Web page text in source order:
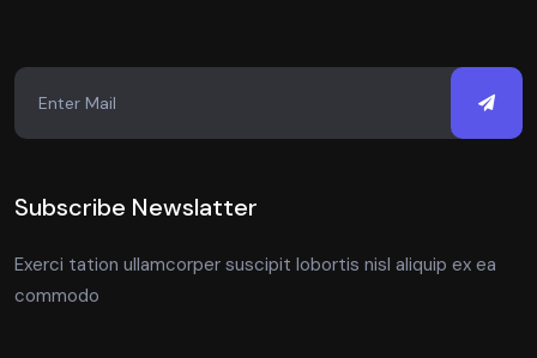
Subscribe Newslatter
Exerci tation ullamcorper suscipit lobortis nisl aliquip ex ea
commodo